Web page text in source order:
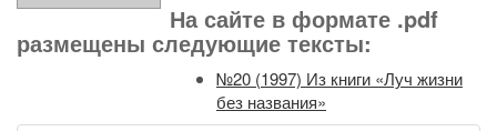
На сайте в формате .pdf
размещены следующие тексты:
№20 (1997) Из книги «Луч жизни
без названия»